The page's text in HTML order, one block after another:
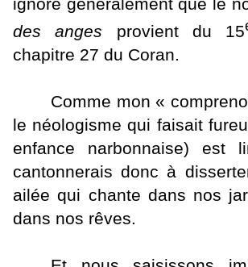
ignore généralement que le
des anges provient du 15
chapitre 27 du Coran.
Comme mon «
le néologisme qui faisait
enfance narbonnaise) est
cantonnerais donc à
ailée qui chante dans nos
dans nos rêves.